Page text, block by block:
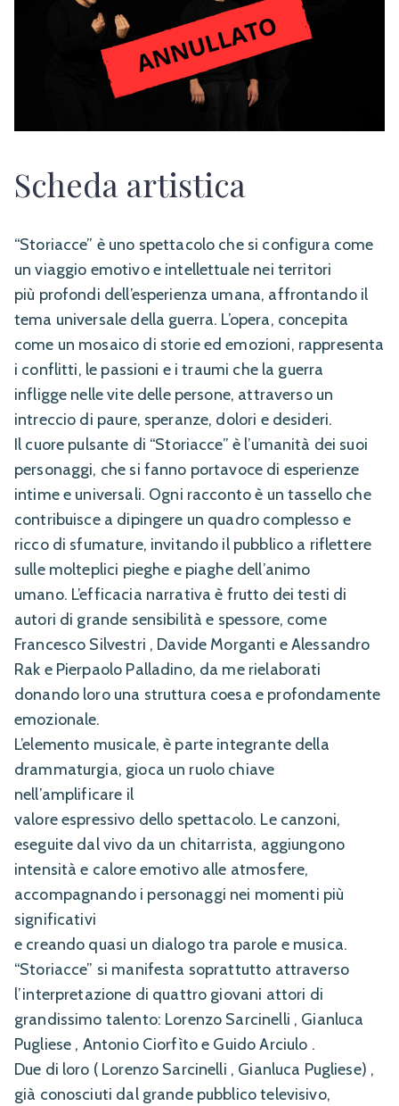
Scheda artistica
“Storiacce” è uno spettacolo che si configura come
un viaggio emotivo e intellettuale nei territori
più profondi dell’esperienza umana, affrontando il
tema universale della guerra. L’opera, concepita
come un mosaico di storie ed emozioni, rappresenta
i conflitti, le passioni e i traumi che la guerra
infligge nelle vite delle persone, attraverso un
intreccio di paure, speranze, dolori e desideri.
Il cuore pulsante di “Storiacce” è l’umanità dei suoi
personaggi, che si fanno portavoce di esperienze
intime e universali. Ogni racconto è un tassello che
contribuisce a dipingere un quadro complesso e
ricco di sfumature, invitando il pubblico a riflettere
sulle molteplici pieghe e piaghe dell’animo
umano. L’efficacia narrativa è frutto dei testi di
autori di grande sensibilità e spessore, come
Francesco Silvestri , Davide Morganti e Alessandro
Rak e Pierpaolo Palladino, da me rielaborati
donando loro una struttura coesa e profondamente
emozionale.
L’elemento musicale, è parte integrante della
drammaturgia, gioca un ruolo chiave
nell’amplificare il
valore espressivo dello spettacolo. Le canzoni,
eseguite dal vivo da un chitarrista, aggiungono
intensità e calore emotivo alle atmosfere,
accompagnando i personaggi nei momenti più
significativi
e creando quasi un dialogo tra parole e musica.
“Storiacce” si manifesta soprattutto attraverso
l’interpretazione di quattro giovani attori di
grandissimo talento: Lorenzo Sarcinelli , Gianluca
Pugliese , Antonio Ciorfìto e Guido Arciulo .
Due di loro ( Lorenzo Sarcinelli , Gianluca Pugliese) ,
già conosciuti dal grande pubblico televisivo,